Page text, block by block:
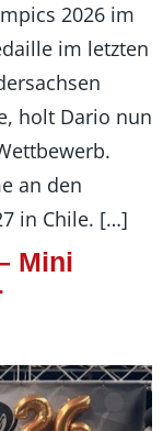
2026 im
im letzten
holt Dario nun
an den
in Chile. […]
Mini